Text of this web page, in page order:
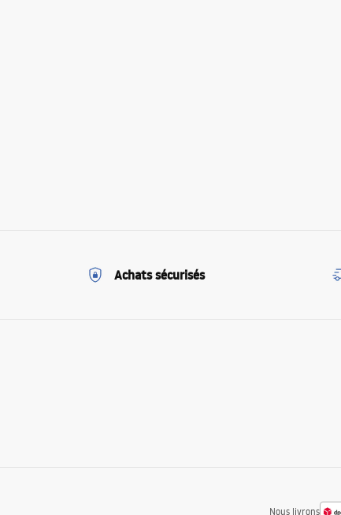
Achats sécurisés
Nous livrons